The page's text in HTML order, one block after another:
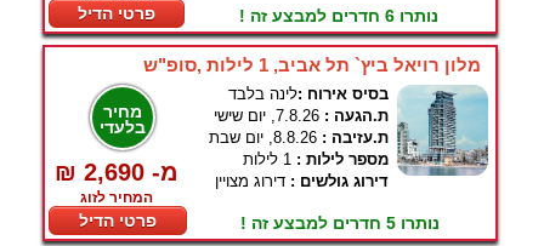
פרטי הדיל נותרו 6 חדרים למבצע זה !
מלון רויאל ביץ` תל אביב, 1 לילות ,סופ"ש
מחיר
בלעדי
₪ 2,690 -מ
המחיר לזוג
פרטי הדיל
בסיס אירוח :לינה בלבד
ת.הגעה : 7.8.26, יום שישי
ת.עזיבה : 8.8.26, יום שבת
מספר לילות : 1 לילות
דירוג גולשים : דירוג מצויין
נותרו 5 חדרים למבצע זה !